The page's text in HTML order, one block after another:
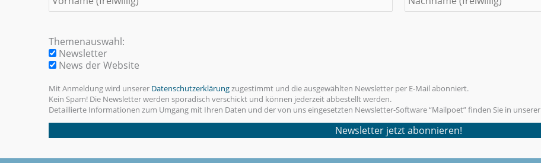
Themenauswahl:
Newsletter
News der Website
Mit Anmeldung wird unserer Datenschutzerklärungzugestimmt und die ausgewählten Newsletter per E-Mail abonniert.
Kein Spam! Die Newsletter werden sporadisch verschickt und können jederzeit abbestellt werden.
Detaillierte Informationen zum Umgang mit Ihren Daten und der von uns eingesetzten Newsletter-Software “Mailpoet” finden Sie in unserer